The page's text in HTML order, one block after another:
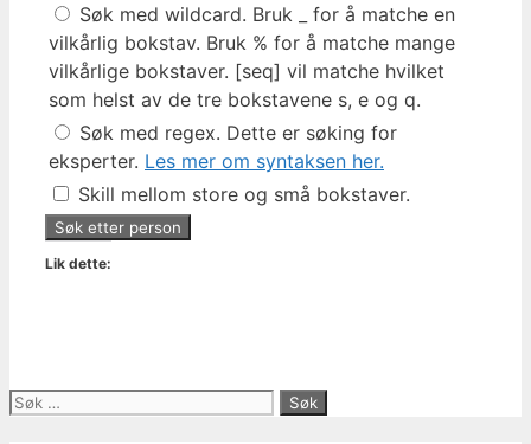
Søk med wildcard. Bruk _ for å matche en
vilkårlig bokstav. Bruk % for å matche mange
vilkårlige bokstaver. [seq] vil matche hvilket
som helst av de tre bokstavene s, e og q.
Søk med regex. Dette er søking for
eksperter. Les mer om syntaksen her.
Skill mellom store og små bokstaver.
Lik dette:
Søk